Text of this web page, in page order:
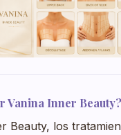
Vanina Inner Beauty?
Beauty, los